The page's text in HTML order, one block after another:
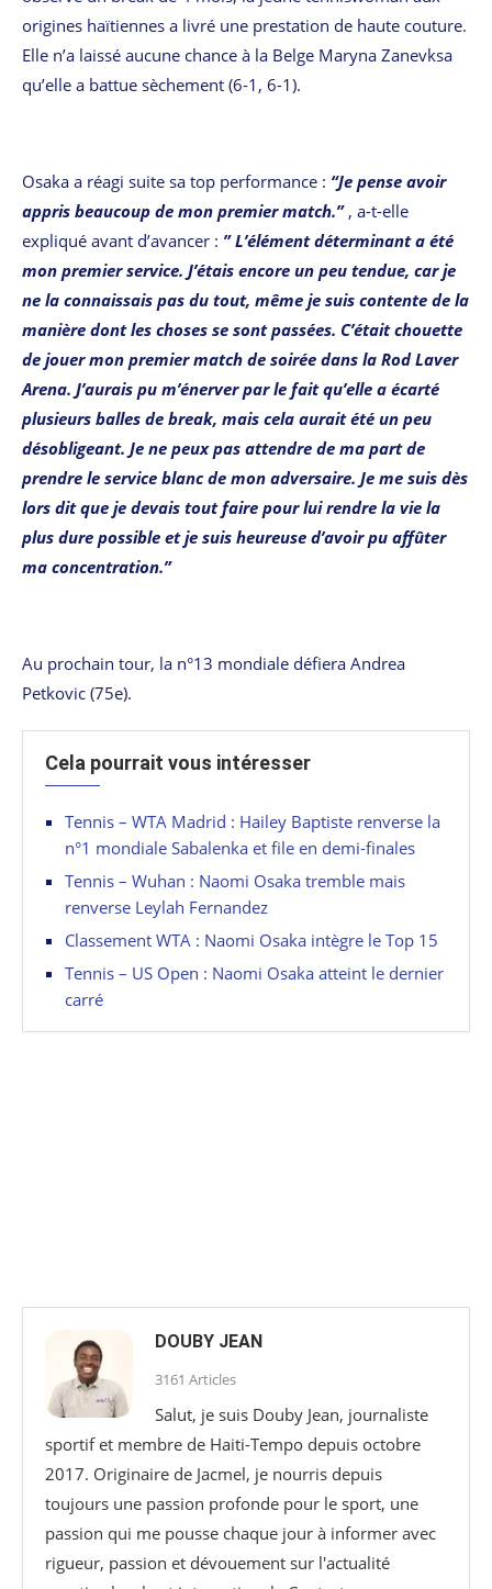
origines haïtiennes a livré une prestation de haute couture.
Elle n’a laissé aucune chance à la Belge Maryna Zanevksa
qu’elle a battue sèchement (6-1, 6-1).
Osaka a réagi suite sa top performance : “Je pense avoir
appris beaucoup de mon premier match.” , a-t-elle
expliqué avant d’avancer : ” L’élément déterminant a été
mon premier service. J’étais encore un peu tendue, car je
ne la connaissais pas du tout, même je suis contente de la
manière dont les choses se sont passées. C’était chouette
de jouer mon premier match de soirée dans la Rod Laver
Arena. J’aurais pu m’énerver par le fait qu’elle a écarté
plusieurs balles de break, mais cela aurait été un peu
désobligeant. Je ne peux pas attendre de ma part de
prendre le service blanc de mon adversaire. Je me suis dès
lors dit que je devais tout faire pour lui rendre la vie la
plus dure possible et je suis heureuse d’avoir pu affûter
ma concentration.”
Au prochain tour, la n°13 mondiale défiera Andrea
Petkovic (75e).
Cela pourrait vous intéresser
Tennis – WTA Madrid : Hailey Baptiste renverse la
n°1 mondiale Sabalenka et file en demi-finales
Tennis – Wuhan : Naomi Osaka tremble mais
renverse Leylah Fernandez
Classement WTA : Naomi Osaka intègre le Top 15
Tennis – US Open : Naomi Osaka atteint le dernier
carré
DOUBY JEAN
3161 Articles
Salut, je suis Douby Jean, journaliste
sportif et membre de Haiti-Tempo depuis octobre
2017. Originaire de Jacmel, je nourris depuis
toujours une passion profonde pour le sport, une
passion qui me pousse chaque jour à informer avec
rigueur, passion et dévouement sur l'actualité